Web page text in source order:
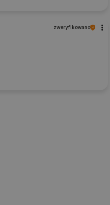
zweryfikowano